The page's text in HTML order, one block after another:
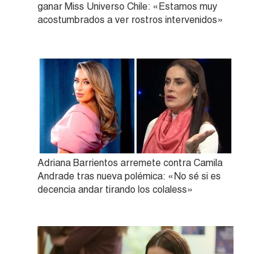
ganar Miss Universo Chile: «Estamos muy
acostumbrados a ver rostros intervenidos»
Adriana Barrientos arremete contra Camila
Andrade tras nueva polémica: «No sé si es
decencia andar tirando los colaless»